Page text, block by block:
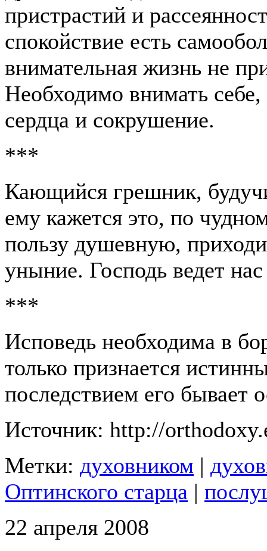
пристрастий и
спокойствие есть
внимательная жизнь не
Необходимо внимать
сердца и сокрушение.
***
Кающийся грешник,
ему кажется это, по
пользу душевную,
уныние. Господь ведет
***
Исповедь необходима в
только признается
последствием его бывает
Источник: http://
Метки: духовником |
Оптинского старца |
22 апреля 2008